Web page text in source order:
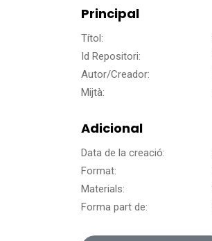
Principal
Títol:
Id Repositori:
Autor/Creador:
Mijtà:
Adicional
Data de la creació:
Format:
Materials:
Forma part de: